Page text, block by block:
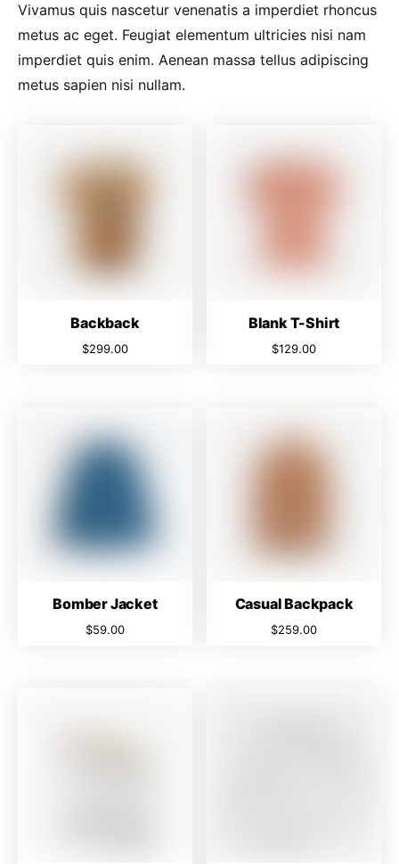
Vivamus quis nascetur venenatis a imperdiet rhoncus
metus ac eget. Feugiat elementum ultricies nisi nam
imperdiet quis enim. Aenean massa tellus adipiscing
metus sapien nisi nullam.
Backback
$299.00
Blank T-Shirt
$129.00
Bomber Jacket
$59.00
Casual Backpack
$259.00